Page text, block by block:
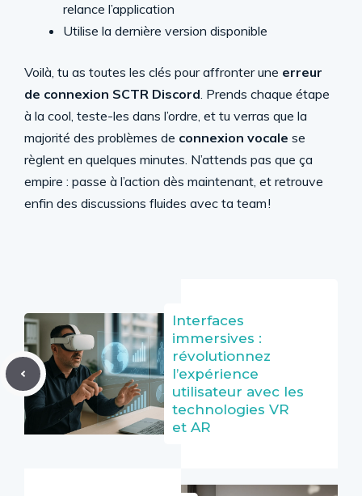
relance l’application
Utilise la dernière version disponible
Voilà, tu as toutes les clés pour affronter une erreur
de connexion SCTR Discord. Prends chaque étape
à la cool, teste-les dans l’ordre, et tu verras que la
majorité des problèmes de connexion vocale se
règlent en quelques minutes. N’attends pas que ça
empire : passe à l’action dès maintenant, et retrouve
enfin des discussions fluides avec ta team !
Interfaces
immersives :
révolutionnez
l’expérience
utilisateur avec les
technologies VR
et AR